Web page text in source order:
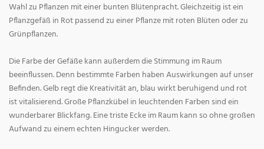
Wahl zu Pflanzen mit einer bunten Blütenpracht. Gleichzeitig ist ein
Pflanzgefäß in Rot passend zu einer Pflanze mit roten Blüten oder zu
Grünpflanzen.
Die Farbe der Gefäße kann außerdem die Stimmung im Raum
beeinflussen. Denn bestimmte Farben haben Auswirkungen auf unser
Befinden. Gelb regt die Kreativität an, blau wirkt beruhigend und rot
ist vitalisierend. Große Pflanzkübel in leuchtenden Farben sind ein
wunderbarer Blickfang. Eine triste Ecke im Raum kann so ohne großen
Aufwand zu einem echten Hingucker werden.